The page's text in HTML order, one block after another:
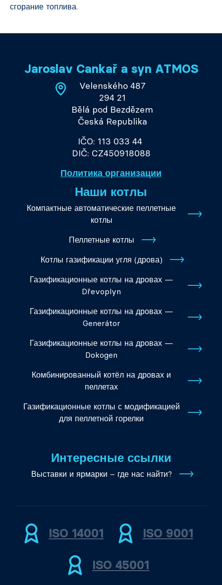
сгорание топлива.
Jaroslav Cankař a syn ATMOS
Velenského 487
294 21
Bělá pod Bezdězem
Česká Republika
IČO: 113 033 44
DIČ: CZ450918088
Политика организации
Наши котлы
Компактные автоматические пеллетные
котлы
Пеллетные котлы
Котлы газификации угля (дрова)
Газификационные котлы на дровах —
Dřevoplyn
Газификационные котлы на дровах —
Generátor
Газификационные котлы на дровах —
Dokogen
Комбинированный котёл на дровах и
пеллетах
Газификационные котлы с модификацией
для пеллетной горелки
Интересные ссылки
Выставки и ярмарки – где нас найти?
ISO 14001 ISO 9001
ISO 45001